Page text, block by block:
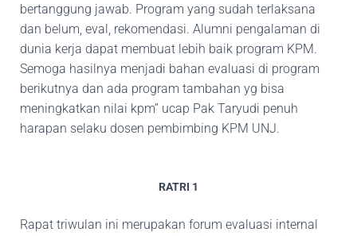
bertanggung jawab. Program yang sudah terlaksana
dan belum, eval, rekomendasi. Alumni pengalaman di
dunia kerja dapat membuat lebih baik program KPM.
Semoga hasilnya menjadi bahan evaluasi di program
berikutnya dan ada program tambahan yg bisa
meningkatkan nilai kpm” ucap Pak Taryudi penuh
harapan selaku dosen pembimbing KPM UNJ.
RATRI 1
Rapat triwulan ini merupakan forum evaluasi internal